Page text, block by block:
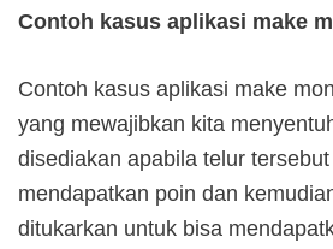
Contoh kasus aplikasi make
Contoh kasus aplikasi make
yang mewajibkan kita
disediakan apabila telur
mendapatkan poin dan
ditukarkan untuk bisa